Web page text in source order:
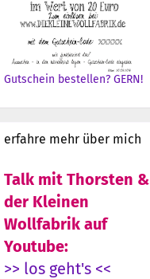
Gutschein bestellen? GERN!
erfahre mehr über mich
Talk mit Thorsten &
der Kleinen
Wollfabrik auf
Youtube:
>> los geht's <<